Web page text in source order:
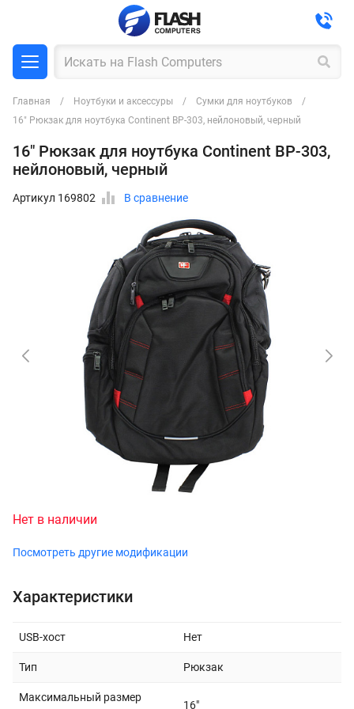
Главная Ноутбуки и аксессуры
Сумки для ноутбуков
16" Рюкзак для ноутбука Continent BP-303, нейлоновый, черный
16" Рюкзак для ноутбука Continent BP-303,
нейлоновый, черный
Артикул 169802 В сравнение
Нет в наличии
Посмотреть другие модификации
Характеристики
USB-хост Нет
Тип Рюкзак
Максимальный размер
16"